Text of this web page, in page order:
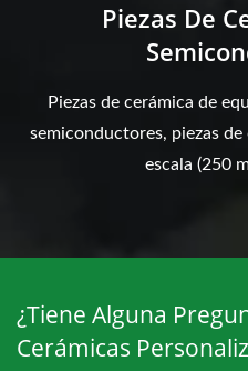
Piezas De
Piezas de cerámica de
semiconductores, piezas
escala (250
¿Tiene Alguna
Cerámicas